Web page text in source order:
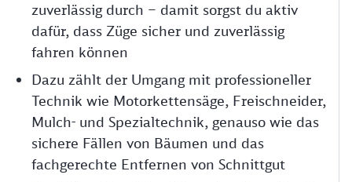
zuverlässig durch – damit sorgst du aktiv
dafür, dass Züge sicher und zuverlässig
fahren können
Dazu zählt der Umgang mit professioneller
Technik wie Motorkettensäge, Freischneider,
Mulch- und Spezialtechnik, genauso wie das
sichere Fällen von Bäumen und das
fachgerechte Entfernen von Schnittgut